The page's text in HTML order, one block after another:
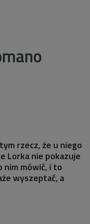
rzecz, że u niego
Lorka nie pokazuje
nim mówić, i to
wyszeptać, a